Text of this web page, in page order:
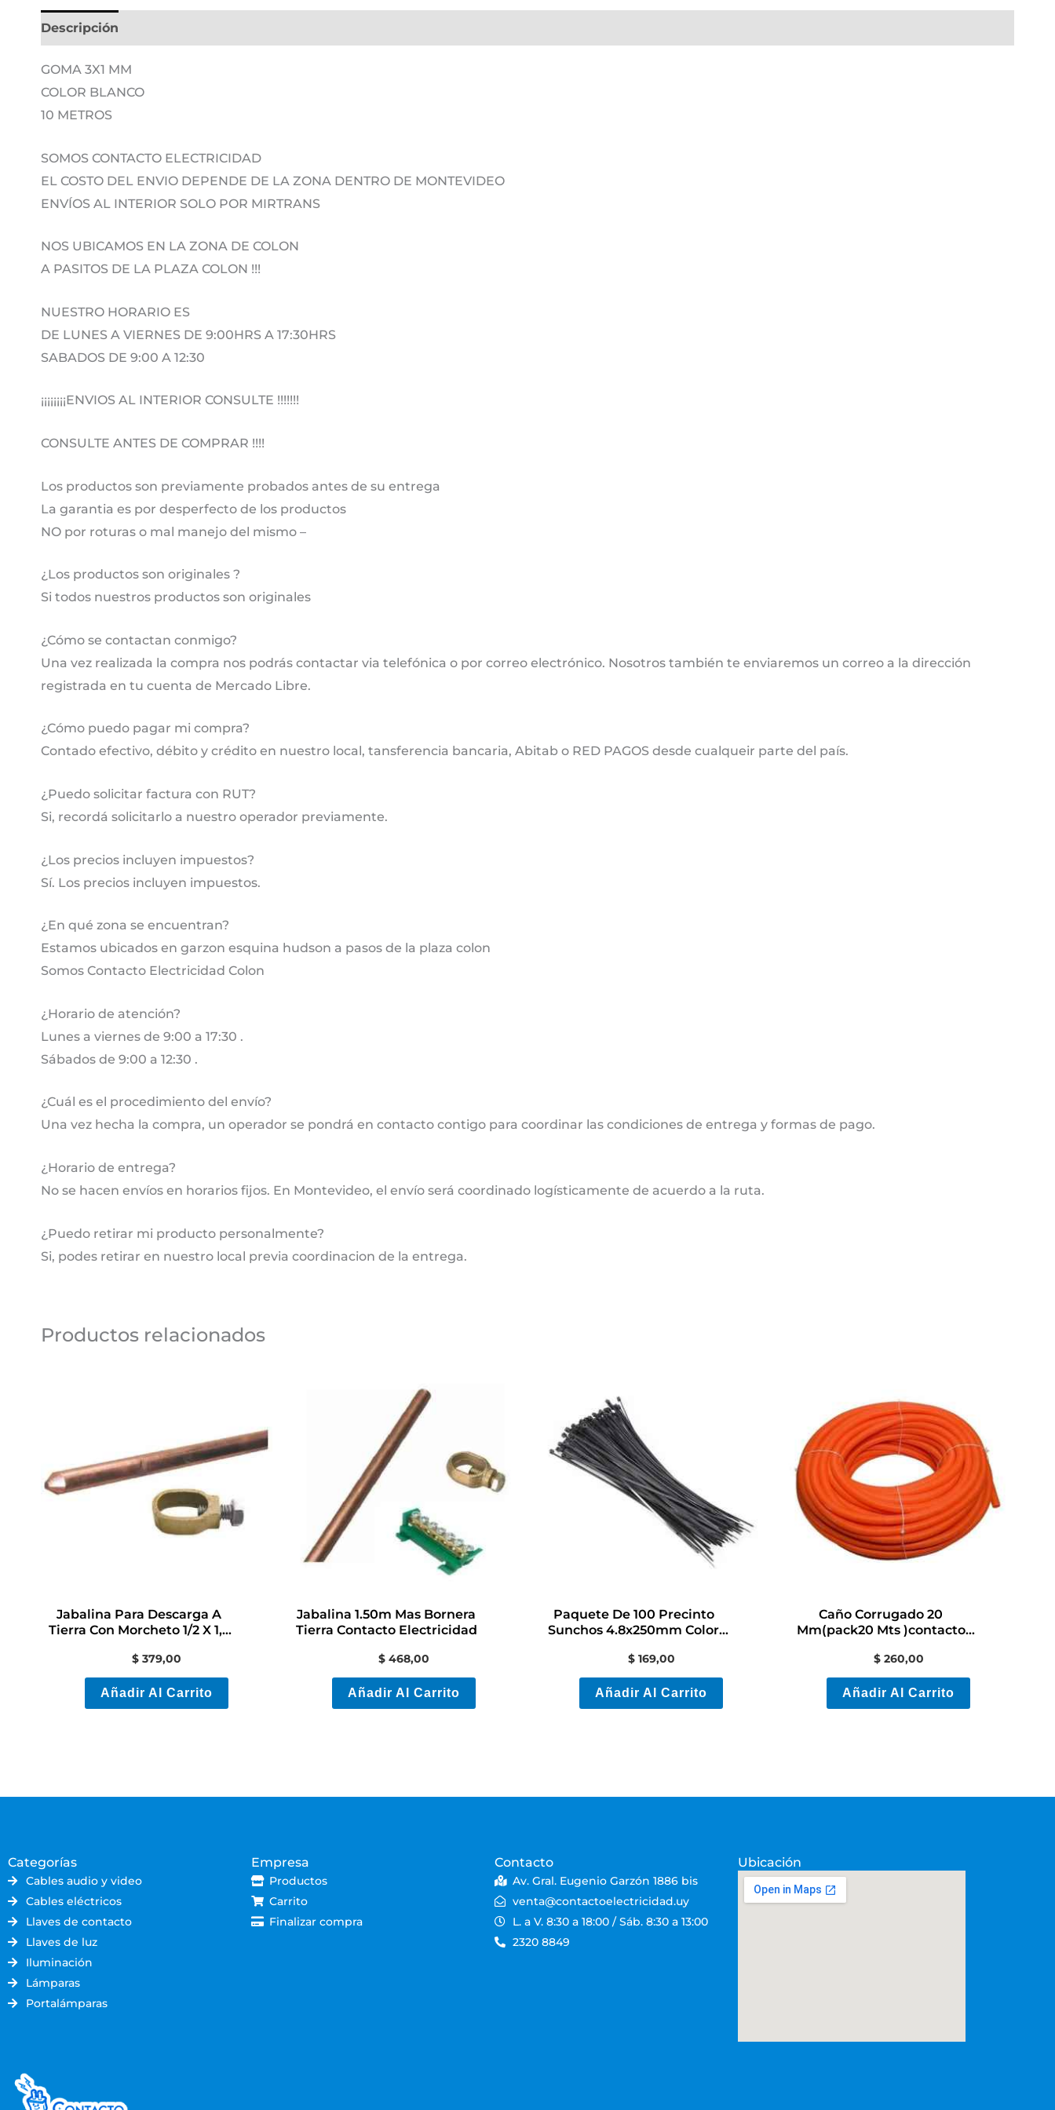
Descripción
GOMA 3X1 MM
COLOR BLANCO
10 METROS
SOMOS CONTACTO ELECTRICIDAD
EL COSTO DEL ENVIO DEPENDE DE LA ZONA DENTRO DE MONTEVIDEO
ENVÍOS AL INTERIOR SOLO POR MIRTRANS
NOS UBICAMOS EN LA ZONA DE COLON
A PASITOS DE LA PLAZA COLON !!!
NUESTRO HORARIO ES
DE LUNES A VIERNES DE 9:00HRS A 17:30HRS
SABADOS DE 9:00 A 12:30
¡¡¡¡¡¡¡¡ENVIOS AL INTERIOR CONSULTE !!!!!!!
CONSULTE ANTES DE COMPRAR !!!!
Los productos son previamente probados antes de su entrega
La garantia es por desperfecto de los productos
NO por roturas o mal manejo del mismo –
¿Los productos son originales ?
Si todos nuestros productos son originales
¿Cómo se contactan conmigo?
Una vez realizada la compra nos podrás contactar via telefónica o por correo electrónico. Nosotros también te enviaremos un correo a la dirección
registrada en tu cuenta de Mercado Libre.
¿Cómo puedo pagar mi compra?
Contado efectivo, débito y crédito en nuestro local, tansferencia bancaria, Abitab o RED PAGOS desde cualqueir parte del país.
¿Puedo solicitar factura con RUT?
Si, recordá solicitarlo a nuestro operador previamente.
¿Los precios incluyen impuestos?
Sí. Los precios incluyen impuestos.
¿En qué zona se encuentran?
Estamos ubicados en garzon esquina hudson a pasos de la plaza colon
Somos Contacto Electricidad Colon
¿Horario de atención?
Lunes a viernes de 9:00 a 17:30 .
Sábados de 9:00 a 12:30 .
¿Cuál es el procedimiento del envío?
Una vez hecha la compra, un operador se pondrá en contacto contigo para coordinar las condiciones de entrega y formas de pago.
¿Horario de entrega?
No se hacen envíos en horarios fijos. En Montevideo, el envío será coordinado logísticamente de acuerdo a la ruta.
¿Puedo retirar mi producto personalmente?
Si, podes retirar en nuestro local previa coordinacion de la entrega.
Productos relacionados
Jabalina Para Descarga A
Tierra Con Morcheto 1/2 X 1,5
$ 379,00
Añadir Al Carrito
Jabalina 1.50m Mas Bornera
Tierra Contacto Electricidad
$ 468,00
Añadir Al Carrito
Paquete De 100 Precinto
Sunchos 4.8x250mm Color
$169,00
Añadir Al Carrito
Caño Corrugado 20
Mm(pack20 Mts )contacto
$260,00
Añadir Al Carrito
Categorías
Cables audio y video
Cables eléctricos
Llaves de contacto
Llaves de luz
Iluminación
Lámparas
Portalámparas
Empresa
Productos
Carrito
Finalizar compra
Contacto
Av. Gral. Eugenio Garzón 1886 bis
venta@contactoelectricidad.uy
L. a V. 8:30 a 18:00 / Sáb. 8:30 a 13:00
2320 8849
Ubicación